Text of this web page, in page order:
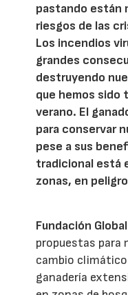
pastando están
riesgos de las
Los incendios
grandes
destruyendo
que hemos
verano. El
para conservar
pese a sus
tradicional está
zonas, en
Fundación
propuestas para
cambio
ganadería